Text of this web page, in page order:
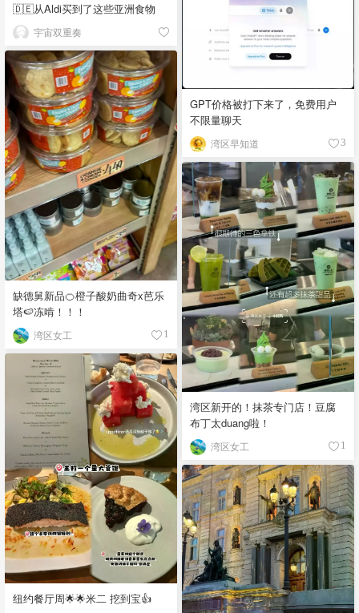
🇩🇪从Aldi买到了这些亚洲食物
宇宙双重奏
GPT价格被打下来了，免费用户
不限量聊天
湾区早知道 3
缺德舅新品🍊橙子酸奶曲奇x芭乐
塔🍉冻啃！！！
湾区女工 1
湾区新开的！抹茶专门店！豆腐
布丁太duang啦！
湾区女工 1
纽约餐厅周🌟🌟米二 挖到宝👍